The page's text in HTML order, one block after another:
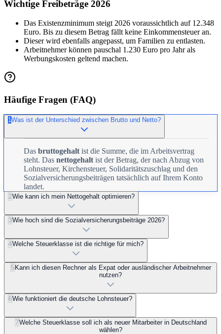
Wichtige Freibeträge 2026
Das Existenzminimum steigt 2026 voraussichtlich auf 12.348
Euro. Bis zu diesem Betrag fällt keine Einkommensteuer an.
Dieser wird ebenfalls angepasst, um Familien zu entlasten.
Arbeitnehmer können pauschal 1.230 Euro pro Jahr als
Werbungskosten geltend machen.
Häufige Fragen (FAQ)
1Was ist der Unterschied zwischen Brutto und Netto?
Das bruttogehalt ist die Summe, die im Arbeitsvertrag
steht. Das nettogehalt ist der Betrag, der nach Abzug von
Lohnsteuer, Kirchensteuer, Solidaritätszuschlag und den
Sozialversicherungsbeiträgen tatsächlich auf Ihrem Konto
landet.
2Wie kann ich mein Nettogehalt optimieren?
3Wie hoch sind die Sozialversicherungsbeiträge 2026?
4Welche Steuerklasse ist die richtige für mich?
5Kann ich diesen Rechner als Expat oder ausländischer Arbeitnehmer
nutzen?
6Wie funktioniert die deutsche Lohnsteuer?
7Welche Steuerklasse soll ich als neuer Mitarbeiter in Deutschland
wählen?